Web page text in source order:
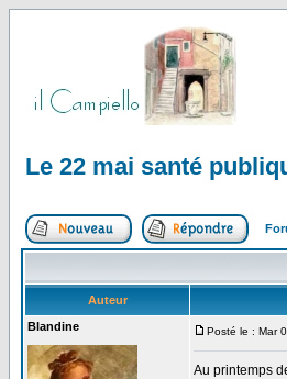
Le 22 mai santé
Auteur
Blandine
Posté le : Mar
Au printemps